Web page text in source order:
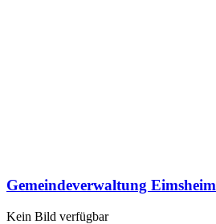
Gemeindeverwaltung Eimsheim
Kein Bild verfügbar